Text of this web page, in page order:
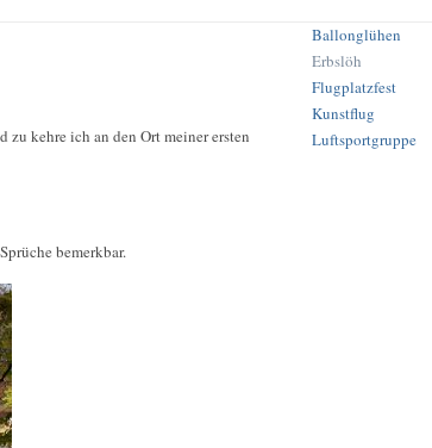
Ballonglühen
Erbslöh
Flugplatzfest
Kunstflug
Luftsportgruppe
kehre ich an den Ort meiner ersten
bemerkbar.